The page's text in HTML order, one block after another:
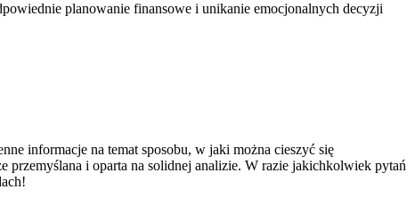
planowanie finansowe i ⁢unikanie ‌emocjonalnych decyzji
⁤informacje na temat sposobu, w jaki można cieszyć się
‌i ⁤oparta na solidnej‌ analizie. W⁣ razie jakichkolwiek‍ pytań